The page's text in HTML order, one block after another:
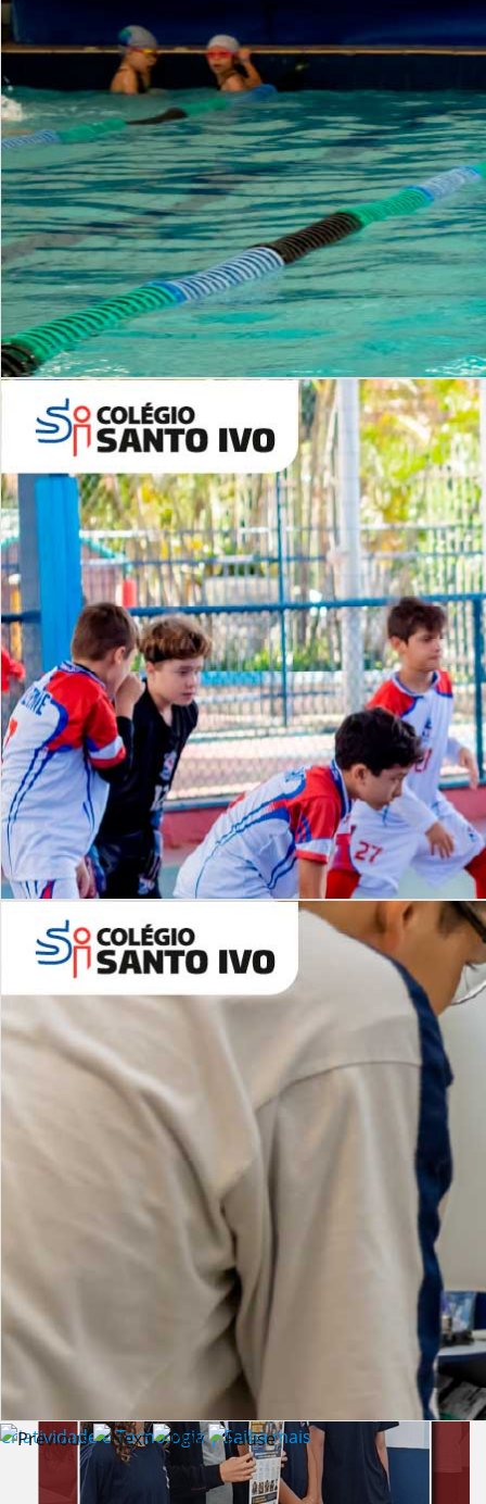
Período Integral | Saiba mais
Desafios | Saiba mais
Criatividade e Tecnologia | Saiba mais
INSTITUCIONAL
Lista de vídeos
NOSSOCANAL